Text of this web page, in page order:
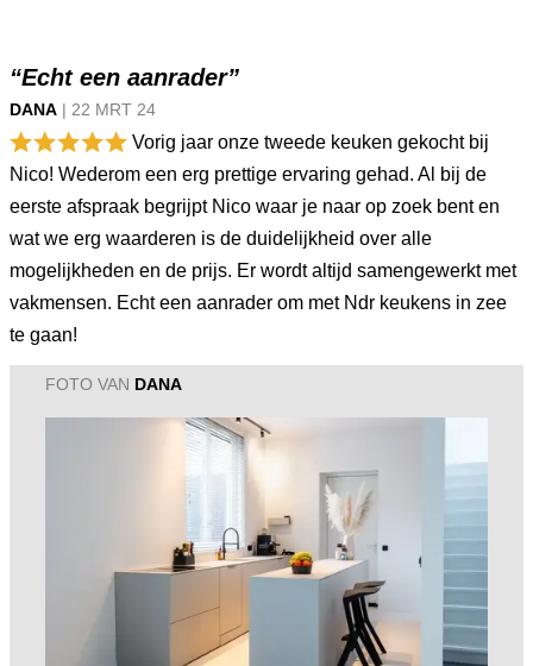
“Echt een aanrader”
DANA | 22 MRT 24
Vorig jaar onze tweede keuken gekocht bij
Nico! Wederom een erg prettige ervaring gehad. Al bij de
eerste afspraak begrijpt Nico waar je naar op zoek bent en
wat we erg waarderen is de duidelijkheid over alle
mogelijkheden en de prijs. Er wordt altijd samengewerkt met
vakmensen. Echt een aanrader om met Ndr keukens in zee
te gaan!
FOTO VAN DANA